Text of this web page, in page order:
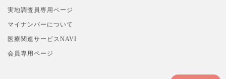
実地調査員専用ページ
マイナンバーについて
医療関連サービスNAVI
会員専用ページ